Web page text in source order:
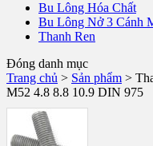
Bu Lông Hóa Chất
Bu Lông Nở 3 Cánh
Thanh Ren
Đóng danh mục
Trang chủ > Sản phẩm >
M52 4.8 8.8 10.9 DIN 975